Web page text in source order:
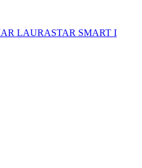
LAURASTAR SMART I